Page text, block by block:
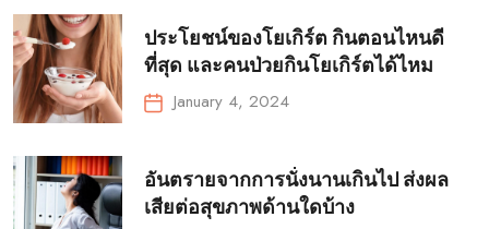
ประโยชน์ของโยเกิร์ต กินตอนไหนดี
ที่สุด และคนป่วยกินโยเกิร์ตได้ไหม
January 4, 2024
อันตรายจากการนั่งนานเกินไป ส่งผล
เสียต่อสุขภาพด้านใดบ้าง